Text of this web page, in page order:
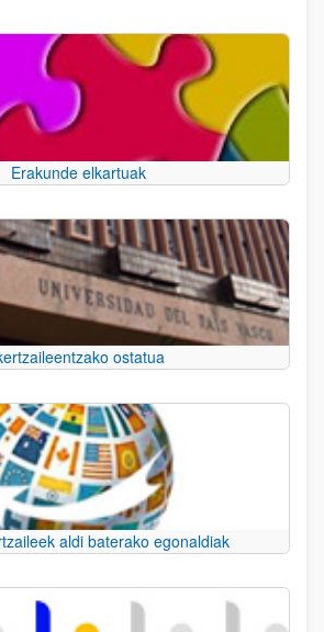
Erakunde elkartuak
ostatua
aldi baterako egonaldiak